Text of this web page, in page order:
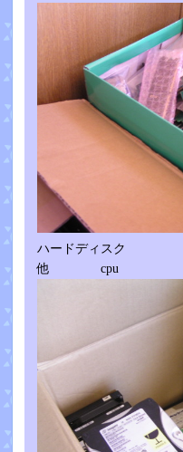
ハードディスク
他 cpu